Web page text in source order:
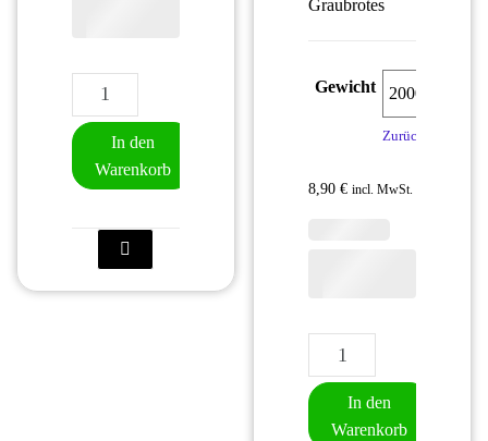
Grün's Hausbrot Menge
In den
Warenkorb
Graubrotes
Gewicht
Zurücksetzen
8,90€ incl. MwSt.
Grün's Bauernbrot mit
In den
Warenkorb